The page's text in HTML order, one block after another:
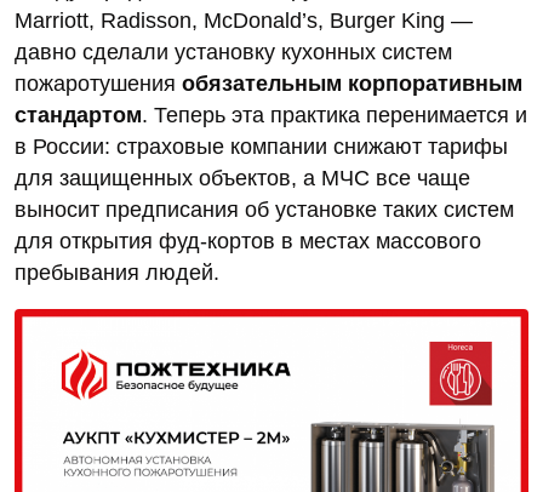
Marriott, Radisson, McDonald’s, Burger King —
давно сделали установку кухонных систем
пожаротушения обязательным корпоративным
стандартом. Теперь эта практика перенимается и
в России: страховые компании снижают тарифы
для защищенных объектов, а МЧС все чаще
выносит предписания об установке таких систем
для открытия фуд-кортов в местах массового
пребывания людей.